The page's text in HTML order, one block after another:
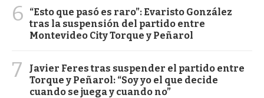
6
“Esto que pasó es raro”: Evaristo González
tras la suspensión del partido entre
Montevideo City Torque y Peñarol
7
Javier Feres tras suspender el partido entre
Torque y Peñarol: “Soy yo el que decide
cuando se juega y cuando no”